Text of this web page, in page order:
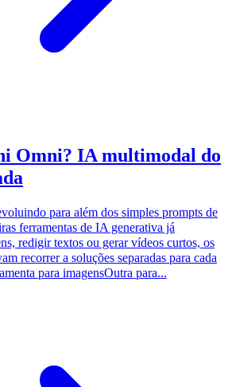
Omni? IA multimodal do
para além dos simples prompts de
ferramentas de IA generativa já
redigir textos ou gerar vídeos curtos, os
recorrer a soluções separadas para cada
para imagensOutra para...